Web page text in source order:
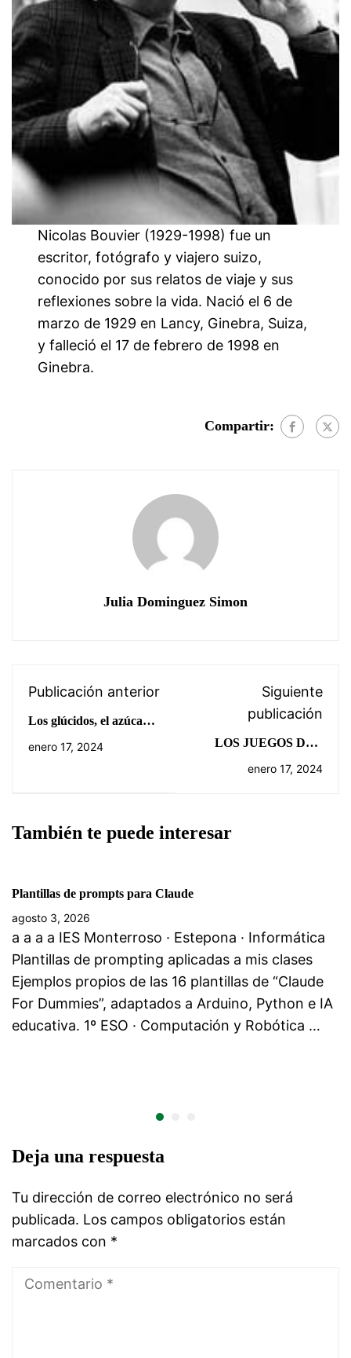
Nicolas Bouvier (1929-1998) fue un
escritor, fotógrafo y viajero suizo,
conocido por sus relatos de viaje y sus
reflexiones sobre la vida. Nació el 6 de
marzo de 1929 en Lancy, Ginebra, Suiza,
y falleció el 17 de febrero de 1998 en
Ginebra.
Compartir:
Julia Dominguez Simon
Publicación anterior
Los glúcidos, el azúcar
de tu cuerpo
enero 17, 2024
Siguiente
publicación
LOS JUEGOS DEL
HAMBRE
enero 17, 2024
También te puede interesar
Plantillas de prompts para Claude
agosto 3, 2026
a a a a IES Monterroso · Estepona · Informática
Plantillas de prompting aplicadas a mis clases
Ejemplos propios de las 16 plantillas de “Claude
For Dummies”, adaptados a Arduino, Python e IA
educativa. 1º ESO · Computación y Robótica …
Deja una respuesta
Tu dirección de correo electrónico no será
publicada. Los campos obligatorios están
marcados con *